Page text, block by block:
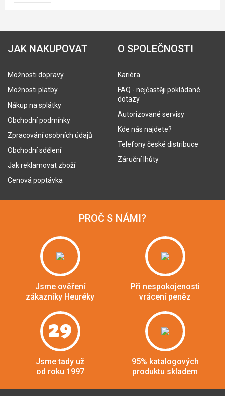
JAK NAKUPOVAT
Možnosti dopravy
Možnosti platby
Nákup na splátky
Obchodní podmínky
Zpracování osobních údajů
Obchodní sdělení
Jak reklamovat zboží
Cenová poptávka
O SPOLEČNOSTI
Kariéra
FAQ - nejčastěji pokládané
dotazy
Autorizované servisy
Kde nás najdete?
Telefony české distribuce
Záruční lhůty
PROČ S NÁMI?
Jsme ověření
zákazníky Heuréky
Při nespokojenosti
vrácení peněz
29
Jsme tady už
od roku 1997
95% katalogových
produktu skladem